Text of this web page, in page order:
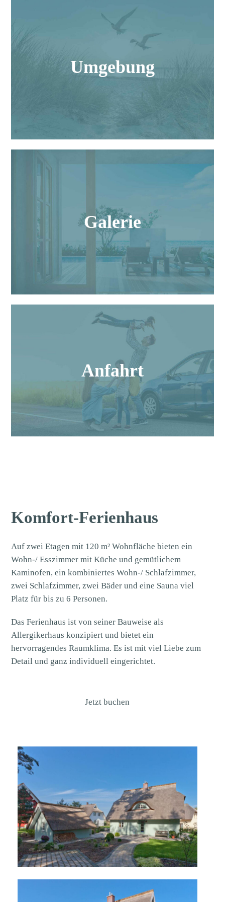
Umgebung
Umgebung
Genießen Sie Ihren Urlaub am weißen Sandstrand,
in der herrlichen Natur, lernen Sie surfen, radeln
Sie auf den gut ausgebauten Radwegen, gehen Sie
Galerie
Urlaub, Strandleben, Events, Jahreszeiten – Hier
finden Sie Fotos vom Haus und der
eindrucksvollen Vielfalt der Insel Usedom zum
Anschauen.
Mehr erfahren
Anfahrt
Anfahrt
Sie reisen mit dem Auto an und parken direkt auf
dem Grundstück vor dem Haus. Auch mit der Bahn
ist es ganz bequem.
Mehr erfahren
Komfort-Ferienhaus
Auf zwei Etagen mit 120 m² Wohnfläche bieten ein
Wohn-/ Esszimmer mit Küche und gemütlichem
Kaminofen, ein kombiniertes Wohn-/ Schlafzimmer,
zwei Schlafzimmer, zwei Bäder und eine Sauna viel
Platz für bis zu 6 Personen.
Das Ferienhaus ist von seiner Bauweise als
Allergikerhaus konzipiert und bietet ein
hervorragendes Raumklima. Es ist mit viel Liebe zum
Detail und ganz individuell eingerichtet.
Jetzt buchen